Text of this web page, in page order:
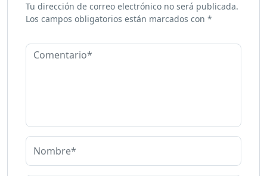
Tu dirección de correo electrónico no será publicada.
Los campos obligatorios están marcados con *